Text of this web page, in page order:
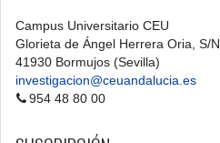
Campus Universitario CEU
Glorieta de Ángel Herrera Oria, S/N
41930 Bormujos (Sevilla)
investigacion@ceuandalucia.es
954 48 80 00